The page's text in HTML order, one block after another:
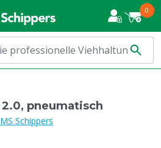
0
pneumatisch
MS Schippers